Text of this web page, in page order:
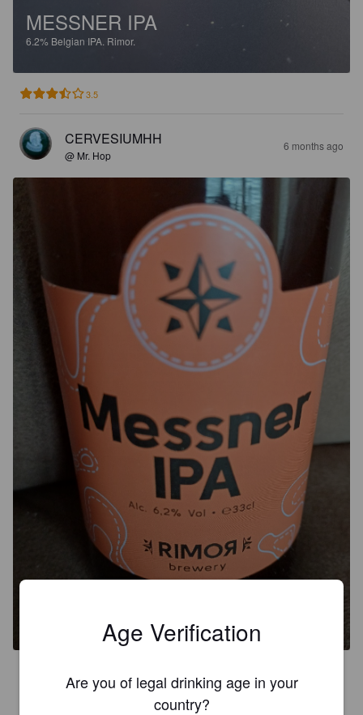
MESSNER IPA
6.2% Belgian IPA. Rimor.
3.5
CERVESIUMHH
@ Mr. Hop
6 months ago
Die Blume dieses goldorangen IPA ist wie der Namensgeber;
Age Verification
Are you of legal drinking age in your
country?